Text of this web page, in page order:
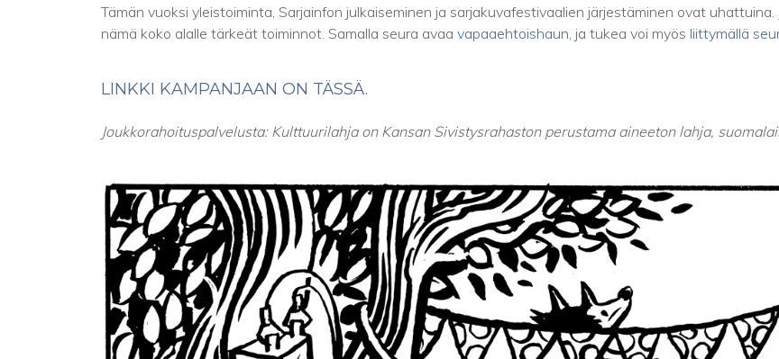
Tämän vuoksi yleistoiminta, Sarjainfon julkaiseminen ja sarjakuvafestivaalien järjestäminen ovat
nämä koko alalle tärkeät toiminnot. Samalla seura avaa vapaaehtoishaun, ja tukea voi myös liittymällä
LINKKI KAMPANJAAN ON TÄSSÄ.
Joukkorahoituspalvelusta: Kulttuurilahja on Kansan Sivistysrahaston perustama aineeton lahja,